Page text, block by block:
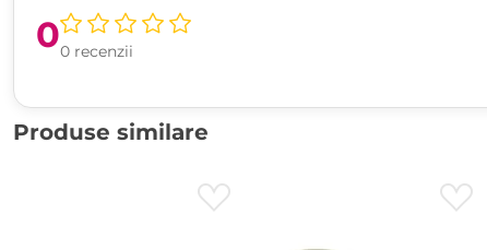
00 recenzii
Produse similare